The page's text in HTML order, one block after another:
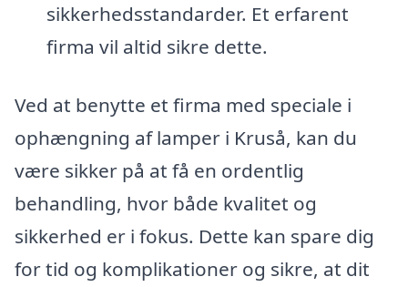
sikkerhedsstandarder. Et erfarent
firma vil altid sikre dette.
Ved at benytte et firma med speciale i
ophængning af lamper i Kruså, kan du
være sikker på at få en ordentlig
behandling, hvor både kvalitet og
sikkerhed er i fokus. Dette kan spare dig
for tid og komplikationer og sikre, at dit